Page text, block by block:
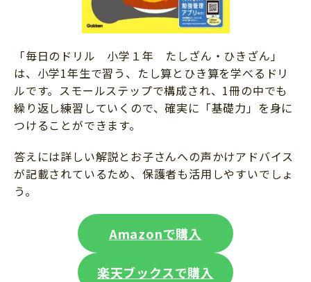
「毎日のドリル 小学１年 たしざん・ひきざん」
は、小学1年生で習う、たし算とひき算を学べるドリ
ルです。スモールステップで構成され、1冊の中でも
繰り返し練習していくので、確実に「基礎力」を身に
つけることができます。
答えには詳しい解説とお子さんへの声かけアドバイス
が記載されているため、保護者も活用しやすいでしょ
う。
Amazonで購入
楽天ブックスで購入